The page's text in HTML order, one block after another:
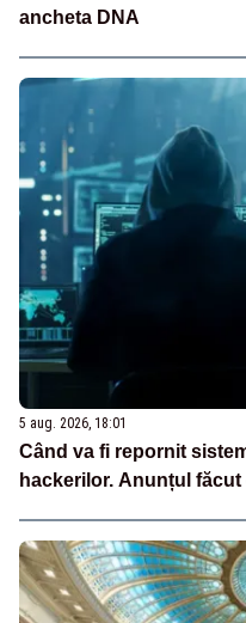
ancheta DNA
5 aug. 2026, 18:01
Când va fi repornit
hackerilor. Anunțul